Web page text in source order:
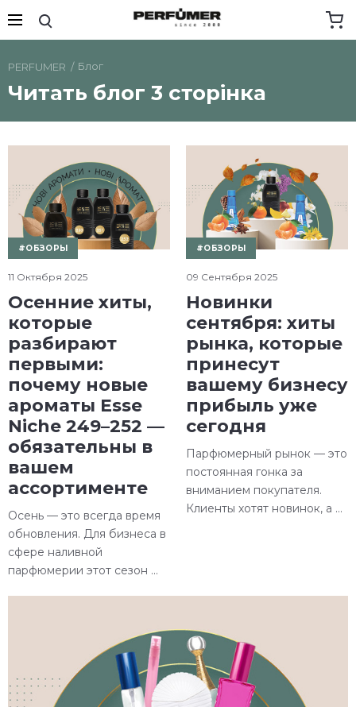
PERFUMER Блог
Читать блог 3 сторінка
#ОБЗОРЫ
11 Октября 2025
Осенние хиты,
которые
разбирают
первыми:
почему новые
ароматы Esse
Niche 249–252 —
обязательны в
вашем
ассортименте
Осень — это всегда время
обновления. Для бизнеса в
сфере наливной
парфюмерии этот сезон ...
#ОБЗОРЫ
09 Сентября 2025
Новинки
сентября: хиты
рынка, которые
принесут
вашему бизнесу
прибыль уже
сегодня
Парфюмерный рынок — это
постоянная гонка за
вниманием покупателя.
Клиенты хотят новинок, а ...